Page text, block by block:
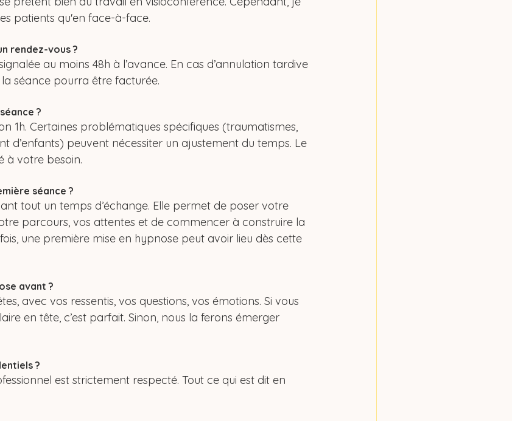
patients qu'en face-à-face.
rendez-vous ?
au moins 48h à l’avance. En cas d’annulation tardive
la séance pourra être facturée.
?
1h. Certaines problématiques spécifiques (traumatismes,
d’enfants) peuvent nécessiter un ajustement du temps. Le
à votre besoin.
séance ?
tout un temps d’échange. Elle permet de poser votre
parcours, vos attentes et de commencer à construire la
une première mise en hypnose peut avoir lieu dès cette
avant ?
avec vos ressentis, vos questions, vos émotions. Si vous
en tête, c’est parfait. Sinon, nous la ferons émerger
?